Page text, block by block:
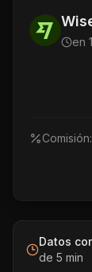
en
Comisión:
Datos
de 5 min